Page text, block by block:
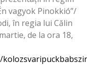
vagyok Pinokkió”/
în regia lui Călin
de la ora 18,